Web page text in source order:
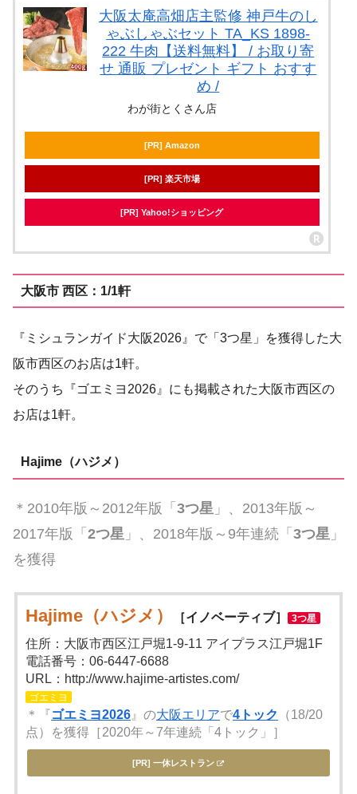
大阪太庵高畑店主監修 神戸牛のし
ゃぶしゃぶセット TA_KS 1898-
222 牛肉【送料無料】 / お取り寄
せ 通販 プレゼント ギフト おすす
め /
わが街とくさん店
[PR] Amazon
[PR] 楽天市場
[PR] Yahoo!ショッピング
大阪市 西区：1/1軒
『ミシュランガイド大阪2026』で「3つ星」を獲得した大
阪市西区のお店は1軒。
そのうち『ゴエミヨ2026』にも掲載された大阪市西区の
お店は1軒。
Hajime（ハジメ）
＊2010年版～2012年版「 3つ星 」、2013年版～
2017年版「 2つ星 」、2018年版～9年連続「 3つ星 」
を獲得
Hajime（ハジメ） ［イノベーティブ］ 3つ星
住所：大阪市西区江戸堀1-9-11 アイプラス江戸堀1F
電話番号：06-6447-6688
URL：http://www.hajime-artistes.com/
ゴエミヨ
＊『 ゴエミヨ2026 』の大阪エリアで4トック
（18/20
点）を獲得［2020年～7年連続「4トック」］
[PR] 一休レストラン